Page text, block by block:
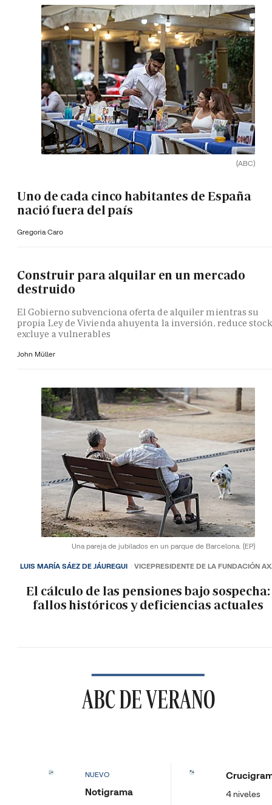
(ABC)
Uno de cada cinco habitantes de España
nació fuera del país
Gregoria Caro
Construir para alquilar en un mercado
destruido
El Gobierno subvenciona oferta de alquiler mientras su
propia Ley de Vivienda ahuyenta la inversión, reduce
excluye a vulnerables
John Müller
Una pareja de jubilados en un parque de Barcelona. (EP)
El cálculo de las pensiones bajo sospecha:
fallos históricos y deficiencias actuales
LUIS MARÍA SÁEZ DE JÁUREGUI VICEPRESIDENTE DE LA FUNDACIÓN
ABC DE VERANO
NUEVO
Notigrama 4 niveles